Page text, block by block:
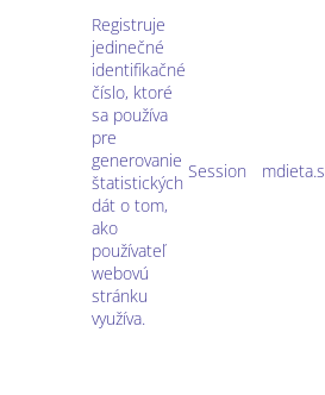
Registruje
jedinečné
identifikačné
číslo, ktoré
sa používa
pre
generovanie
štatistických
dát o tom,
ako
používateľ
webovú
stránku
využíva.
Session